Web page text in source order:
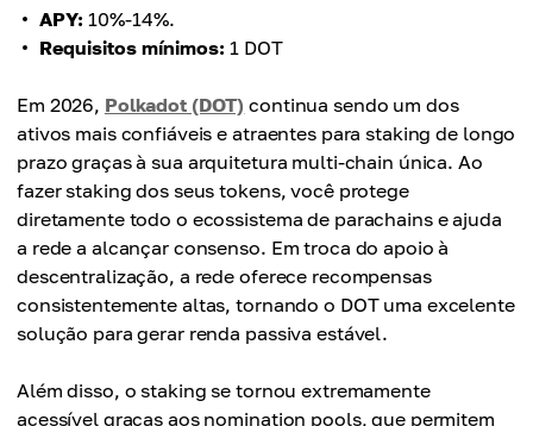
APY: 10%-14%.
Requisitos mínimos: 1 DOT
Em 2026, Polkadot (DOT) continua sendo um dos
ativos mais confiáveis e atraentes para staking de longo
prazo graças à sua arquitetura multi-chain única. Ao
fazer staking dos seus tokens, você protege
diretamente todo o ecossistema de parachains e ajuda
a rede a alcançar consenso. Em troca do apoio à
descentralização, a rede oferece recompensas
consistentemente altas, tornando o DOT uma excelente
solução para gerar renda passiva estável.
Além disso, o staking se tornou extremamente
acessível graças aos nomination pools, que permitem